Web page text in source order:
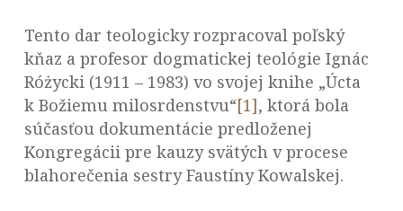
Tento dar teologicky rozpracoval poľský
kňaz a profesor dogmatickej teológie Ignác
Różycki (1911 – 1983) vo svojej knihe „Úcta
k Božiemu milosrdenstvu“[1], ktorá bola
súčasťou dokumentácie predloženej
Kongregácii pre kauzy svätých v procese
blahorečenia sestry Faustíny Kowalskej.